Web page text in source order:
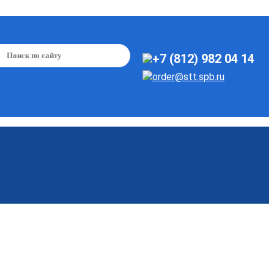
+7 (812) 982 04 14
order@stt.spb.ru